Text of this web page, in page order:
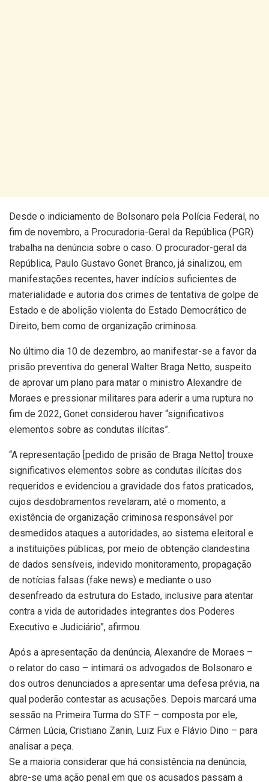
Desde o indiciamento de Bolsonaro pela Polícia Federal, no
fim de novembro, a Procuradoria-Geral da República (PGR)
trabalha na denúncia sobre o caso. O procurador-geral da
República, Paulo Gustavo Gonet Branco, já sinalizou, em
manifestações recentes, haver indícios suficientes de
materialidade e autoria dos crimes de tentativa de golpe de
Estado e de abolição violenta do Estado Democrático de
Direito, bem como de organização criminosa.
No último dia 10 de dezembro, ao manifestar-se a favor da
prisão preventiva do general Walter Braga Netto, suspeito
de aprovar um plano para matar o ministro Alexandre de
Moraes e pressionar militares para aderir a uma ruptura no
fim de 2022, Gonet considerou haver “significativos
elementos sobre as condutas ilícitas”.
“A representação [pedido de prisão de Braga Netto] trouxe
significativos elementos sobre as condutas ilícitas dos
requeridos e evidenciou a gravidade dos fatos praticados,
cujos desdobramentos revelaram, até o momento, a
existência de organização criminosa responsável por
desmedidos ataques a autoridades, ao sistema eleitoral e
a instituições públicas, por meio de obtenção clandestina
de dados sensíveis, indevido monitoramento, propagação
de notícias falsas (fake news) e mediante o uso
desenfreado da estrutura do Estado, inclusive para atentar
contra a vida de autoridades integrantes dos Poderes
Executivo e Judiciário”, afirmou.
Após a apresentação da denúncia, Alexandre de Moraes –
o relator do caso – intimará os advogados de Bolsonaro e
dos outros denunciados a apresentar uma defesa prévia, na
qual poderão contestar as acusações. Depois marcará uma
sessão na Primeira Turma do STF – composta por ele,
Cármen Lúcia, Cristiano Zanin, Luiz Fux e Flávio Dino – para
analisar a peça.
Se a maioria considerar que há consistência na denúncia,
abre-se uma ação penal em que os acusados passam a